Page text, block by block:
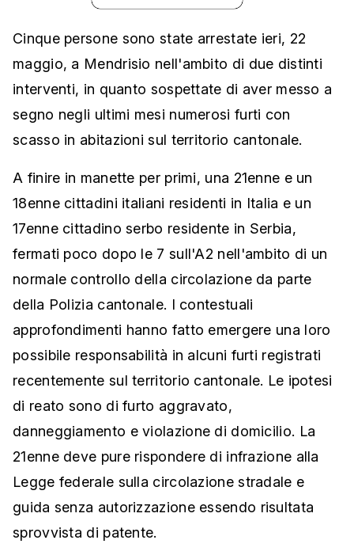
Cinque persone sono state arrestate ieri, 22
maggio, a Mendrisio nell'ambito di due distinti
interventi, in quanto sospettate di aver messo a
segno negli ultimi mesi numerosi furti con
scasso in abitazioni sul territorio cantonale.
A finire in manette per primi, una 21enne e un
18enne cittadini italiani residenti in Italia e un
17enne cittadino serbo residente in Serbia,
fermati poco dopo le 7 sull'A2 nell'ambito di un
normale controllo della circolazione da parte
della Polizia cantonale. I contestuali
approfondimenti hanno fatto emergere una loro
possibile responsabilità in alcuni furti registrati
recentemente sul territorio cantonale. Le ipotesi
di reato sono di furto aggravato,
danneggiamento e violazione di domicilio. La
21enne deve pure rispondere di infrazione alla
Legge federale sulla circolazione stradale e
guida senza autorizzazione essendo risultata
sprovvista di patente.